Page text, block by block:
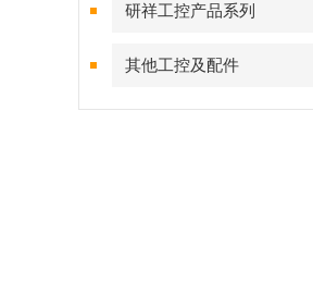
研祥工控产品系列
其他工控及配件